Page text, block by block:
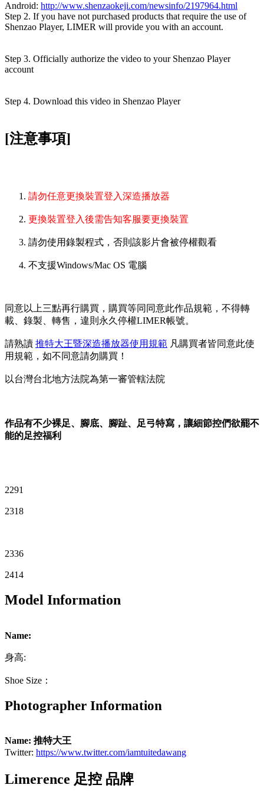
Android: http://www.shenzaokeji.com/newsinfo/2197964.html
Step 2. If you have not purchased products that require the use of
Shenzao Player, LIMER will provide you with an account.
Step 3. Officially authorize the video to your Shenzao Player
account
Step 4. Download this video in Shenzao Player
[注意事項]
請勿任意更換裝置登入深造播放器
更換裝置登入後需告知客服要更換裝置
請勿使用錄製程式，否則該影片會被停權觀看
不支援Windows/Mac OS 電腦
同意以上三點再行購買，購買等同同意此作品規範，不得轉
載、錄製、轉售，違則永久停權LIMER帳號。
請熟讀 推特大王暨深造播放器使用規範 凡購買者皆同意此使
用規範，如不同意請勿購買！
以台灣台北地方法院為第一審管轄法院
作品有不少裸足、腳底、腳趾、足弓特寫，讓細節控們欲罷不
能的足控福利
2291
2318
2336
2414
Model Information
Name:
身高:
Shoe Size：
Photographer Information
Name: 推特大王
Twitter: https://www.twitter.com/iamtuitedawang
Limerence 足控 品牌